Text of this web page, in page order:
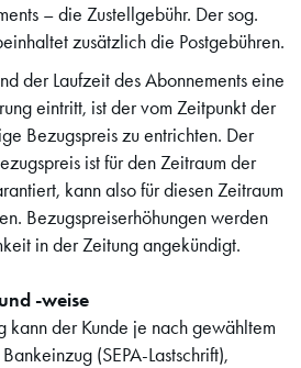
– die Zustellgebühr. Der sog.
zusätzlich die Postgebühren.
der Laufzeit des Abonnements eine
eintritt, ist der vom Zeitpunkt der
Bezugspreis zu entrichten. Der
ist für den Zeitraum der
kann also für diesen Zeitraum
Bezugspreiserhöhungen werden
in der Zeitung angekündigt.
-weise
kann der Kunde je nach gewähltem
(SEPA-Lastschrift),